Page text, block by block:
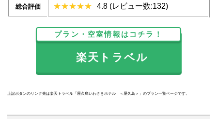
総合評価 4.8 (レビュー数:132)
プラン・空室情報はコチラ！
楽天トラベル
上記ボタンのリンク先は楽天トラベル「屋久島いわさきホテル ＜屋久島＞」のプラン一覧ページです。